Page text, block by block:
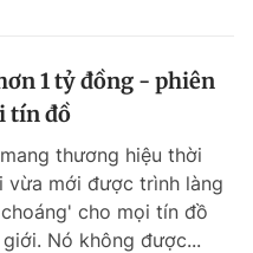
1 tỷ đồng - phiên
tín đồ
thương hiệu thời
vừa mới được trình làng
cho mọi tín đồ
Nó không được...